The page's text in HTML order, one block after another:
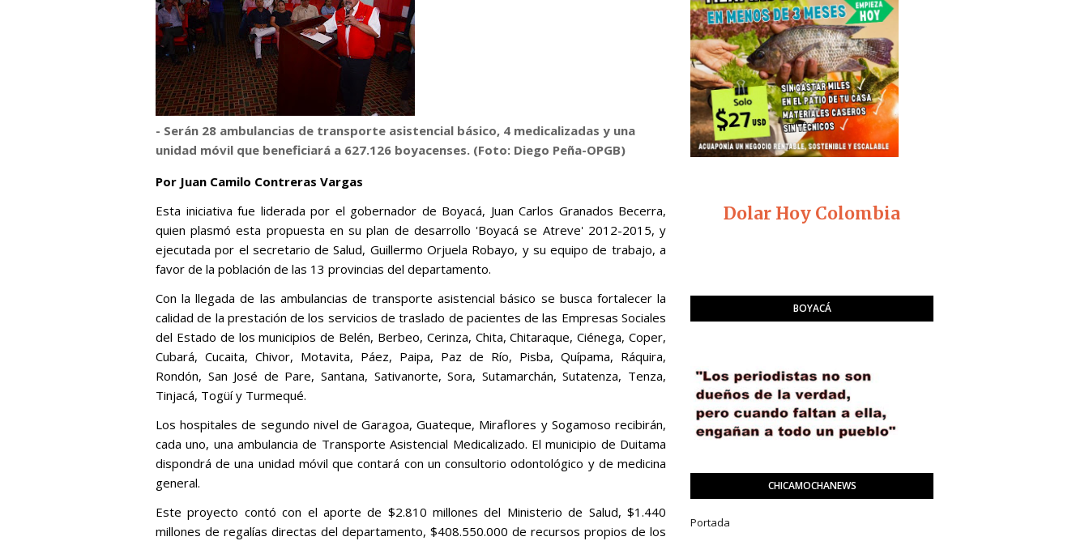
- Serán 28 ambulancias de transporte asistencial básico, 4 medicalizadas y una
unidad móvil que beneficiará a 627.126 boyacenses. (Foto: Diego Peña-OPGB)
Por Juan Camilo Contreras Vargas
Esta iniciativa fue liderada por el gobernador de Boyacá, Juan Carlos Granados Becerra,
quien plasmó esta propuesta en su plan de desarrollo 'Boyacá se Atreve' 2012-2015, y
ejecutada por el secretario de Salud, Guillermo Orjuela Robayo, y su equipo de trabajo, a
favor de la población de las 13 provincias del departamento.
Con la llegada de las ambulancias de transporte asistencial básico se busca fortalecer la
calidad de la prestación de los servicios de traslado de pacientes de las Empresas Sociales
del Estado de los municipios de Belén, Berbeo, Cerinza, Chita, Chitaraque, Ciénega, Coper,
Cubará, Cucaita, Chivor, Motavita, Páez, Paipa, Paz de Río, Pisba, Quípama, Ráquira,
Rondón, San José de Pare, Santana, Sativanorte, Sora, Sutamarchán, Sutatenza, Tenza,
Tinjacá, Togüí y Turmequé.
Los hospitales de segundo nivel de Garagoa, Guateque, Miraflores y Sogamoso recibirán,
cada uno, una ambulancia de Transporte Asistencial Medicalizado. El municipio de Duitama
dispondrá de una unidad móvil que contará con un consultorio odontológico y de medicina
general.
Este proyecto contó con el aporte de $2.810 millones del Ministerio de Salud, $1.440
millones de regalías directas del departamento, $408.550.000 de recursos propios de los
Dolar Hoy Colombia
BOYACÁ
CHICAMOCHANEWS
Portada